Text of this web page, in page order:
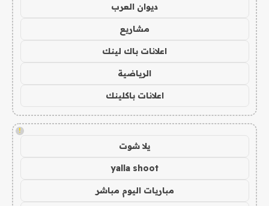
ديوان العرب
مشاريع
اعلانات باك لينك
الرياضية
اعلانات باكلينك
!
يلا شوت
yalla shoot
مباريات اليوم مباشر